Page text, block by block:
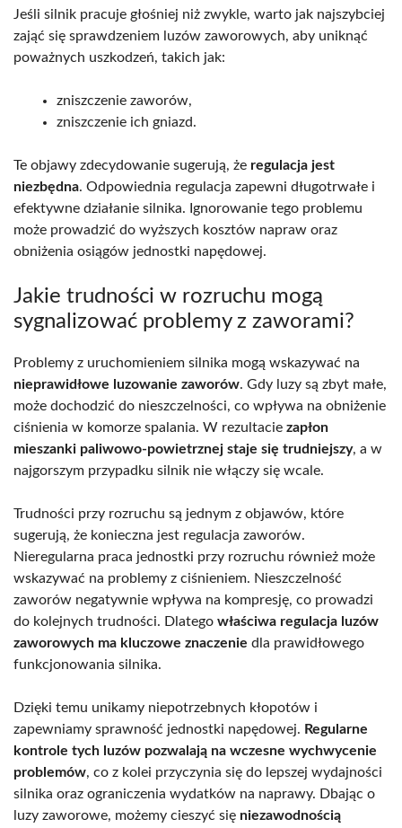
Jeśli silnik pracuje głośniej niż zwykle, warto jak najszybciej
zająć się sprawdzeniem luzów zaworowych, aby uniknąć
poważnych uszkodzeń, takich jak:
zniszczenie zaworów,
zniszczenie ich gniazd.
Te objawy zdecydowanie sugerują, że regulacja jest
niezbędna. Odpowiednia regulacja zapewni długotrwałe i
efektywne działanie silnika. Ignorowanie tego problemu
może prowadzić do wyższych kosztów napraw oraz
obniżenia osiągów jednostki napędowej.
Jakie trudności w rozruchu mogą
sygnalizować problemy z zaworami?
Problemy z uruchomieniem silnika mogą wskazywać na
nieprawidłowe luzowanie zaworów. Gdy luzy są zbyt małe,
może dochodzić do nieszczelności, co wpływa na obniżenie
ciśnienia w komorze spalania. W rezultacie zapłon
mieszanki paliwowo-powietrznej staje się trudniejszy, a w
najgorszym przypadku silnik nie włączy się wcale.
Trudności przy rozruchu są jednym z objawów, które
sugerują, że konieczna jest regulacja zaworów.
Nieregularna praca jednostki przy rozruchu również może
wskazywać na problemy z ciśnieniem. Nieszczelność
zaworów negatywnie wpływa na kompresję, co prowadzi
do kolejnych trudności. Dlatego właściwa regulacja luzów
zaworowych ma kluczowe znaczenie dla prawidłowego
funkcjonowania silnika.
Dzięki temu unikamy niepotrzebnych kłopotów i
zapewniamy sprawność jednostki napędowej. Regularne
kontrole tych luzów pozwalają na wczesne wychwycenie
problemów, co z kolei przyczynia się do lepszej wydajności
silnika oraz ograniczenia wydatków na naprawy. Dbając o
luzy zaworowe, możemy cieszyć się niezawodnością